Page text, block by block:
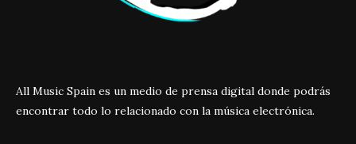
All Music Spain es un medio de prensa digital donde podrás
encontrar todo lo relacionado con la música electrónica.